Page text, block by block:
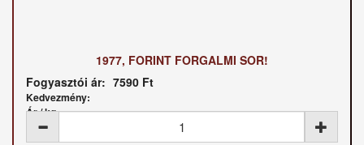
1977, FORINT FORGALMI SOR!
Fogyasztói ár: 7590 Ft
Kedvezmény:
Ár / kg: